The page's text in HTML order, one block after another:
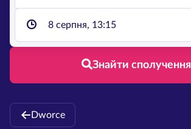
8 серпня, 13:15
Знайти сполучення
Dworce